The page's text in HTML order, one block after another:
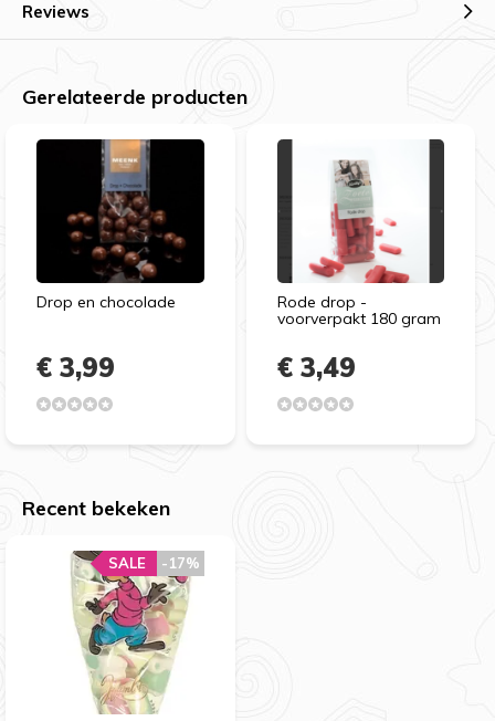
Reviews
Gerelateerde producten
Drop en chocolade
€ 3,99
Rode drop -
voorverpakt 180 gram
€ 3,49
Recent bekeken
-17%
SALE